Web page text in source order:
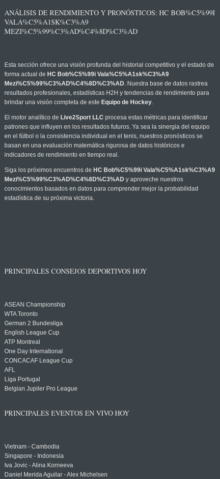
ANÁLISIS DE RENDIMIENTO Y PRONÓSTICOS: HC BOB%C5%99I
VALA%C5%A1SK%C3%A9
MEZI%C5%99%C3%AD%C4%8D%C3%AD
Esta sección ofrece una visión profunda del historial competitivo y el estado de
forma actual de HC Bob%C5%99i Vala%C5%A1sk%C3%A9
Mezi%C5%99%C3%AD%C4%8D%C3%AD. Nuestra base de datos rastrea
resultados profesionales, estadísticas H2H y tendencias de rendimiento para
brindar una visión completa de este Equipo de Hockey.
El motor analítico de Live2Sport LLC procesa estas métricas para identificar
patrones que influyen en los resultados futuros. Ya sea la sinergia del equipo
en el fútbol o la consistencia individual en el tenis, nuestros pronósticos se
basan en una evaluación matemática rigurosa de datos históricos e
indicadores de rendimiento en tiempo real.
Siga los próximos encuentros de HC Bob%C5%99i Vala%C5%A1sk%C3%A9
Mezi%C5%99%C3%AD%C4%8D%C3%AD y aproveche nuestros
conocimientos basados en datos para comprender mejor la probabilidad
estadística de su próxima victoria.
PRINCIPALES CONSEJOS DEPORTIVOS HOY
ASEAN Championship
WTA Toronto
German 2 Bundesliga
English League Cup
ATP Montreal
One Day International
CONCACAF League Cup
AFL
Liga Portugal
Belgian Jupiler Pro League
PRINCIPALES EVENTOS EN VIVO HOY
Vietnam - Cambodia
Singapore - Indonesia
Iva Jovic - Alina Korneeva
Daniel Merida Aguilar - Alex Michelsen